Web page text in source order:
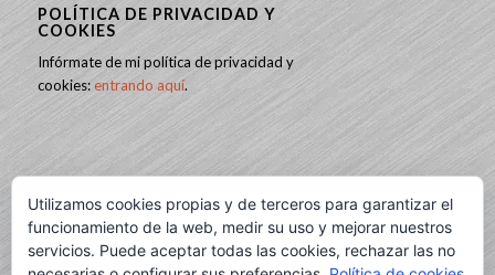
POLÍTICA DE PRIVACIDAD Y
COOKIES
Infórmate de mi política de privacidad y
cookies:entrando aquí.
BUSCAR
Utilizamos cookies propias y de terceros para garantizar el
funcionamiento de la web, medir su uso y mejorar nuestros
servicios. Puede aceptar todas las cookies, rechazar las no